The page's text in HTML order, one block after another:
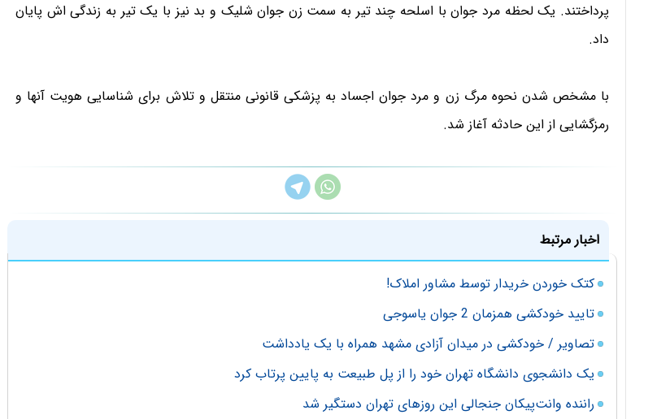
پرداختند. یک لحظه مرد جوان با اسلحه چند تیر به سمت زن جوان شلیک و بد نیز با یک تیر به زندگی اش پایان
داد.
با مشخص شدن نحوه مرگ زن و مرد جوان اجساد به پزشکی قانونی منتقل و تلاش برای شناسایی هویت آنها و
رمزگشایی از این حادثه آغاز شد.
اخبار مرتبط
کتک خوردن خریدار توسط مشاور املاک!
تایید خودکشی همزمان 2 جوان یاسوجی
تصاویر / خودکشی در میدان آزادی مشهد همراه با یک یادداشت
یک دانشجوی دانشگاه تهران خود را از پل طبیعت به پایین پرتاب کرد
راننده وانت‌پیکان جنجالی این روزهای تهران دستگیر شد